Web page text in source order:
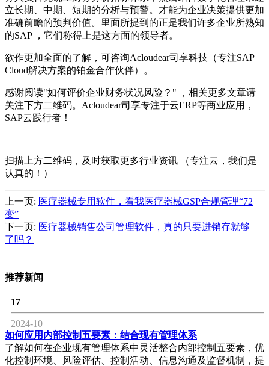
立长期、中期、短期的分析与预警。才能为企业决策提供更加
准确前瞻的预判价值。里面所提到的正是我们许多企业所熟知
的SAP ，它们称得上是这方面的领导者。
欲作更加全面的了解，可咨询Acloudear司享科技（专注SAP
Cloud解决方案的铂金合作伙伴）。
感谢阅读"如何评价企业财务状况风险？" ，相关更多文章请
关注下方二维码。Acloudear司享专注于云ERP等商业应用，
SAP云践行者！
扫描上方二维码，及时获取更多行业资讯 （专注云，我们是
认真的！）
上一页: 医疗器械专用软件，看我医疗器械GSP合规管理“72
变”
下一页: 医疗器械销售公司管理软件，真的只要进销存就够
了吗？
推荐新闻
17
2024-10
如何应用内部控制五要素：结合现有管理体系
了解如何在企业现有管理体系中灵活整合内部控制五要素，优
化控制环境、风险评估、控制活动、信息沟通及监督机制，提